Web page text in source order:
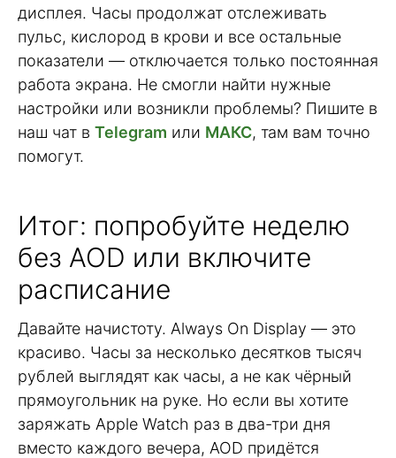
дисплея. Часы продолжат отслеживать
пульс, кислород в крови и все остальные
показатели — отключается только постоянная
работа экрана. Не смогли найти нужные
настройки или возникли проблемы? Пишите в
наш чат в Telegram или МАКС, там вам точно
помогут.
Итог: попробуйте неделю
без AOD или включите
расписание
Давайте начистоту. Always On Display — это
красиво. Часы за несколько десятков тысяч
рублей выглядят как часы, а не как чёрный
прямоугольник на руке. Но если вы хотите
заряжать Apple Watch раз в два-три дня
вместо каждого вечера, AOD придётся